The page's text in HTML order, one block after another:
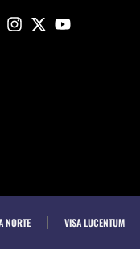
NORTE VISA LUCENTUM